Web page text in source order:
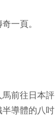
一頁。
前往日本評
導體的八吋